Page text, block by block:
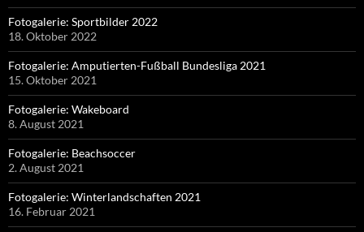
Fotogalerie: Sportbilder 2022
18. Oktober 2022
Fotogalerie: Amputierten-Fußball Bundesliga 2021
15. Oktober 2021
Fotogalerie: Wakeboard
8. August 2021
Fotogalerie: Beachsoccer
2. August 2021
Fotogalerie: Winterlandschaften 2021
16. Februar 2021